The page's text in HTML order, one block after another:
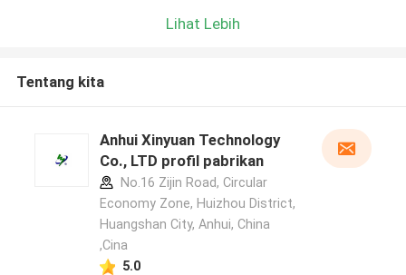
Lihat Lebih
Tentang kita
Anhui Xinyuan Technology
Co., LTD profil pabrikan
No.16 Zijin Road, Circular
Economy Zone, Huizhou District,
Huangshan City, Anhui, China
,Cina
5.0